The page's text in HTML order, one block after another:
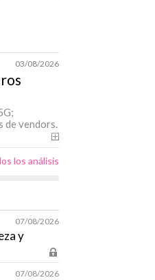
03/08/2026
de vendors.
los análisis
07/08/2026
y
07/08/2026